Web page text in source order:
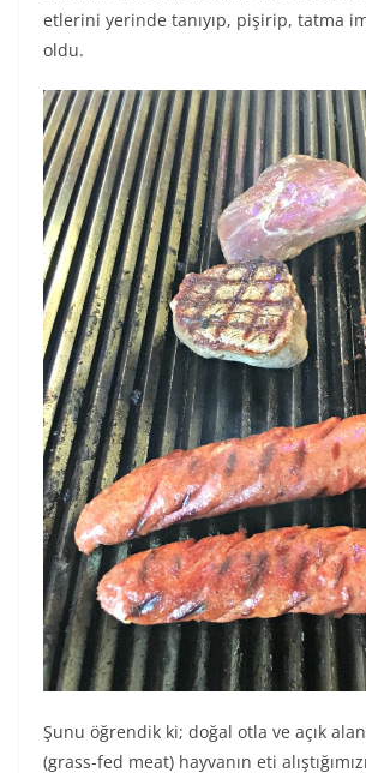
etlerini yerinde tanıyıp, pişirip, tatma
oldu.
Şunu öğrendik ki; doğal otla ve açık
(grass-fed meat) hayvanın eti